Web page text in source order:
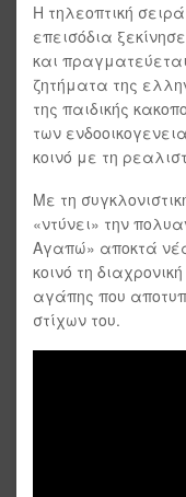
Η τηλεοπτική
επεισόδια
και
ζητήματα της
της παιδικής
των
κοινό με τη
Με τη
«ντύνει» την
Αγαπώ» αποκτά
κοινό τη
αγάπης που
στίχων του.